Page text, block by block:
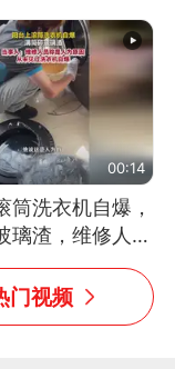
人掉链子
00:14
筒洗衣机自爆，
璃渣，维修人员
原因，从未见过
爆
门视频